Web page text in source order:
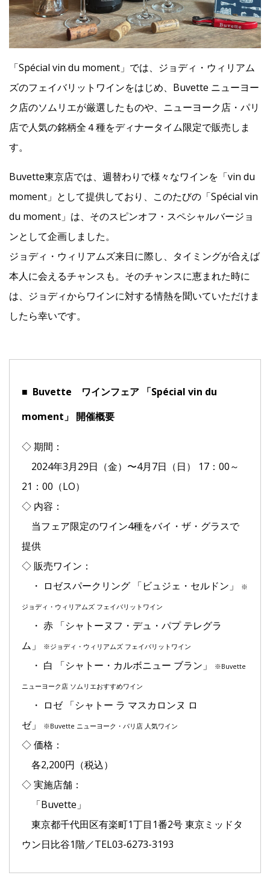
「Spécial vin du moment」では、ジョディ・ウィリアム
ズのフェイバリットワインをはじめ、Buvette ニューヨー
ク店のソムリエが厳選したものや、ニューヨーク店・パリ
店で人気の銘柄全４種をディナータイム限定で販売しま
す。
Buvette東京店では、週替わりで様々なワインを「vin du
moment」として提供しており、このたびの「Spécial vin
du moment」は、そのスピンオフ・スペシャルバージョ
ンとして企画しました。
ジョディ・ウィリアムズ来日に際し、タイミングが合えば
本人に会えるチャンスも。そのチャンスに恵まれた時に
は、ジョディからワインに対する情熱を聞いていただけま
したら幸いです。
■ Buvette ワインフェア 「Spécial vin du
moment」 開催概要
◇ 期間：
2024年3月29日（金）〜4月7日（日） 17：00～
21：00（LO）
◇ 内容：
当フェア限定のワイン4種をバイ・ザ・グラスで
提供
◇ 販売ワイン：
・ ロゼスパークリング 「ビュジェ・セルドン」
※
ジョディ・ウィリアムズ フェイバリットワイン
・ 赤 「シャトーヌフ・デュ・パプ テレグラ
ム」
※ジョディ・ウィリアムズ フェイバリットワイン
・ 白 「シャトー・カルボニュー ブラン」 ※Buvette
ニューヨーク店 ソムリエおすすめワイン
・ ロゼ 「シャトー ラ マスカロンヌ ロ
ゼ」
※Buvette ニューヨーク・パリ店 人気ワイン
◇ 価格：
各2,200円（税込）
◇ 実施店舗：
「Buvette」
東京都千代田区有楽町1丁目1番2号 東京ミッドタ
ウン日比谷1階／TEL03-6273-3193